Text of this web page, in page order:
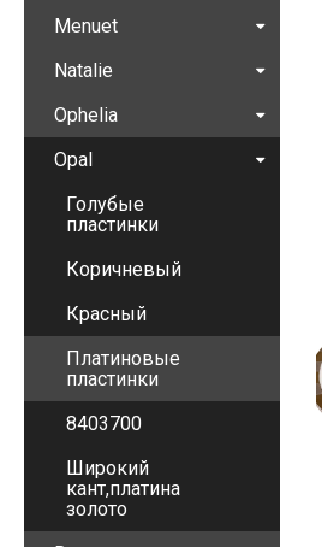
Menuet
Natalie
Ophelia
Opal
Голубые
пластинки
Коричневый
Красный
Платиновые
пластинки
8403700
Широкий
кант,платина
золото